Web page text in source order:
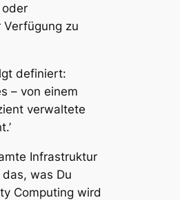
oder
zu
definiert:
– von einem
verwaltete
Infrastruktur
was Du
Computing wird